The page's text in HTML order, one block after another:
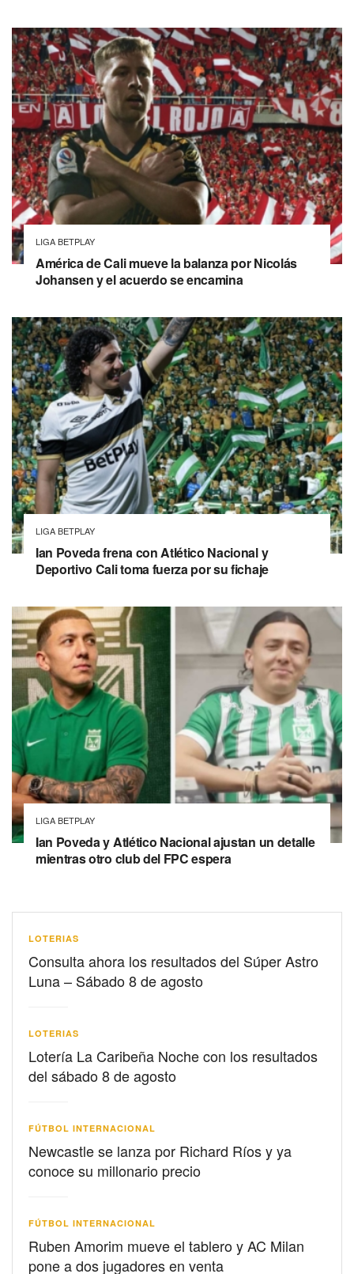
LIGA BETPLAY
América de Cali mueve la balanza por Nicolás
Johansen y el acuerdo se encamina
LIGA BETPLAY
Ian Poveda frena con Atlético Nacional y
Deportivo Cali toma fuerza por su fichaje
LIGA BETPLAY
Ian Poveda y Atlético Nacional ajustan un detalle
mientras otro club del FPC espera
LOTERIAS
Consulta ahora los resultados del Súper Astro
Luna – Sábado 8 de agosto
LOTERIAS
Lotería La Caribeña Noche con los resultados
del sábado 8 de agosto
FÚTBOL INTERNACIONAL
Newcastle se lanza por Richard Ríos y ya
conoce su millonario precio
FÚTBOL INTERNACIONAL
Ruben Amorim mueve el tablero y AC Milan
pone a dos jugadores en venta